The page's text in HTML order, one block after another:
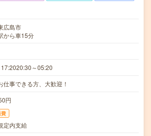
広島市
から車15分
～05:20
仕事できる方、大歓迎！
円
定内支給